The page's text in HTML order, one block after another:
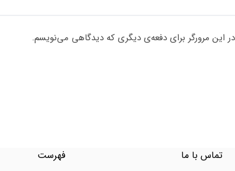
این مرورگر برای دفعه‌ی دیگری که دیدگاهی می‌نویسم.
تماس با ما
فهرست